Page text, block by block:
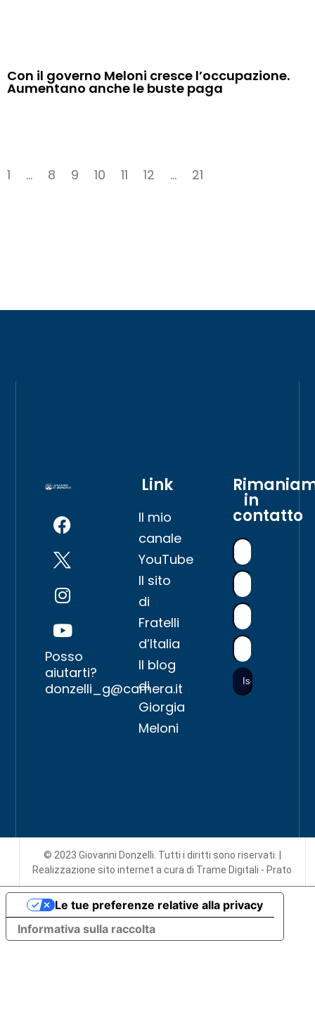
Con il governo Meloni cresce l’occupazione.
Aumentano anche le buste paga
1 … 8 9 10 11 12 … 21
Posso
aiutarti?
donzelli_g@camera.it
Link
Il mio
canale
YouTube
Il sito
di
Fratelli
d’Italia
Il blog
di
Giorgia
Meloni
in
contatto
© 2023 Giovanni Donzelli. Tutti i diritti sono riservati. |
Realizzazione sito interneta cura di Trame Digitali - Prato
Informativa sulla raccolta
Le tue preferenze relative alla privacy